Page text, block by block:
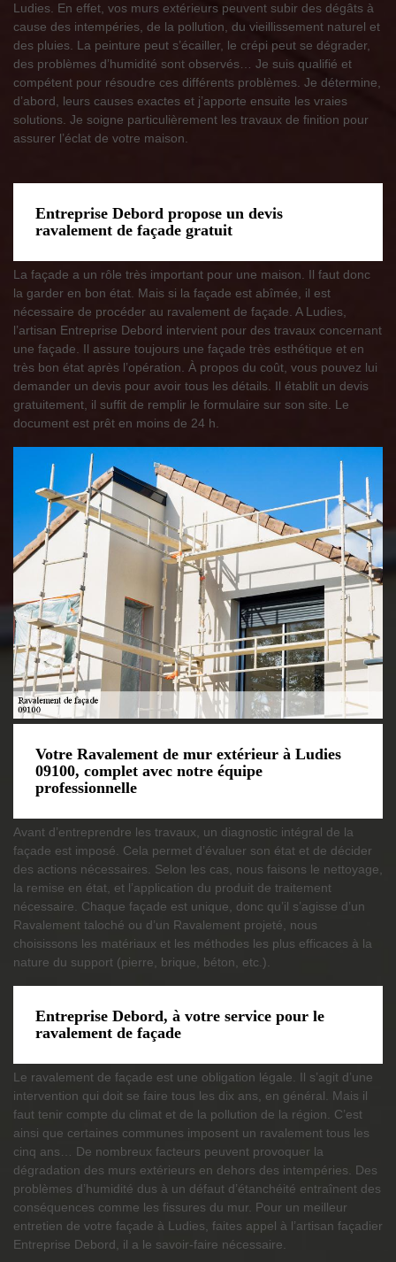
Ludies. En effet, vos murs extérieurs peuvent subir des dégâts à
cause des intempéries, de la pollution, du vieillissement naturel et
des pluies. La peinture peut s’écailler, le crépi peut se dégrader,
des problèmes d’humidité sont observés… Je suis qualifié et
compétent pour résoudre ces différents problèmes. Je détermine,
d’abord, leurs causes exactes et j’apporte ensuite les vraies
solutions. Je soigne particulièrement les travaux de finition pour
assurer l’éclat de votre maison.
Entreprise Debord propose un devis
ravalement de façade gratuit
La façade a un rôle très important pour une maison. Il faut donc
la garder en bon état. Mais si la façade est abîmée, il est
nécessaire de procéder au ravalement de façade. A Ludies,
l’artisan Entreprise Debord intervient pour des travaux concernant
une façade. Il assure toujours une façade très esthétique et en
très bon état après l’opération. À propos du coût, vous pouvez lui
demander un devis pour avoir tous les détails. Il établit un devis
gratuitement, il suffit de remplir le formulaire sur son site. Le
document est prêt en moins de 24 h.
Votre Ravalement de mur extérieur à Ludies
09100, complet avec notre équipe
professionnelle
Avant d’entreprendre les travaux, un diagnostic intégral de la
façade est imposé. Cela permet d’évaluer son état et de décider
des actions nécessaires. Selon les cas, nous faisons le nettoyage,
la remise en état, et l’application du produit de traitement
nécessaire. Chaque façade est unique, donc qu’il s’agisse d’un
Ravalement taloché ou d’un Ravalement projeté, nous
choisissons les matériaux et les méthodes les plus efficaces à la
nature du support (pierre, brique, béton, etc.).
Entreprise Debord, à votre service pour le
ravalement de façade
Le ravalement de façade est une obligation légale. Il s’agit d’une
intervention qui doit se faire tous les dix ans, en général. Mais il
faut tenir compte du climat et de la pollution de la région. C’est
ainsi que certaines communes imposent un ravalement tous les
cinq ans… De nombreux facteurs peuvent provoquer la
dégradation des murs extérieurs en dehors des intempéries. Des
problèmes d’humidité dus à un défaut d’étanchéité entraînent des
conséquences comme les fissures du mur. Pour un meilleur
entretien de votre façade à Ludies, faites appel à l’artisan façadier
Entreprise Debord, il a le savoir-faire nécessaire.